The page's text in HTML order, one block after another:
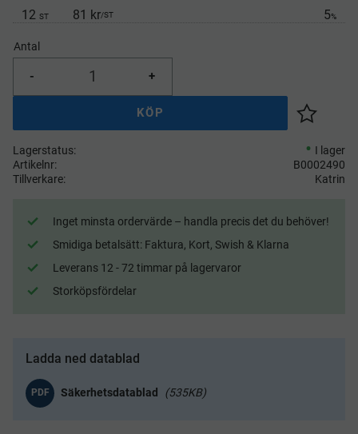
12 ST 81 kr/ST 5%
Antal
+
-
KÖP
Lägg till
Lagerstatus
I lager
Artikelnr
B0002490
Tillverkare
Katrin
Inget minsta ordervärde – handla precis det du behöver!
Smidiga betalsätt: Faktura, Kort, Swish & Klarna
Leverans 12 - 72 timmar på lagervaror
Storköpsfördelar
Ladda ned datablad
PDF 535KB